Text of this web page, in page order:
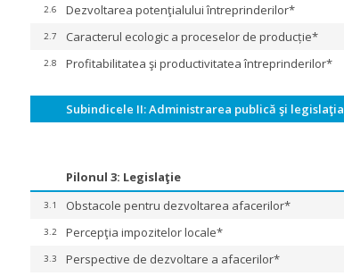
2.6 Dezvoltarea potenţialului întreprinderilor*
2.7 Caracterul ecologic a proceselor de producție*
2.8 Profitabilitatea şi productivitatea întreprinderilor*
Subindicele II: Administrarea publică şi legislaţia
Pilonul 3: Legislaţie
3.1 Obstacole pentru dezvoltarea afacerilor*
3.2 Percepţia impozitelor locale*
3.3 Perspective de dezvoltare a afacerilor*